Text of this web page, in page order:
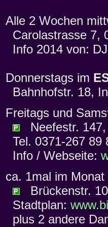
Alle 2 Wochen
Carolastrasse 7,
Info 2014 von:
Donnerstags im
Bahnhofstr. 18,
Freitags und
Neefestr. 147,
Tel. 0371-267 89
Info / Webseite:
ca. 1mal im
Brückenstr.
Stadtplan:
plus 2 andere